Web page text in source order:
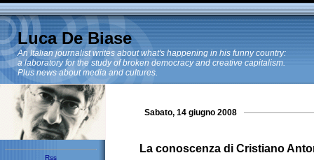
Luca De Biase
An Italian journalist writes about what's happening in his funny country:
a laboratory for the study of broken democracy and creative capitalism.
Plus news about media and cultures.
Rss
Sabato, 14 giugno 2008
La conoscenza di Cristiano